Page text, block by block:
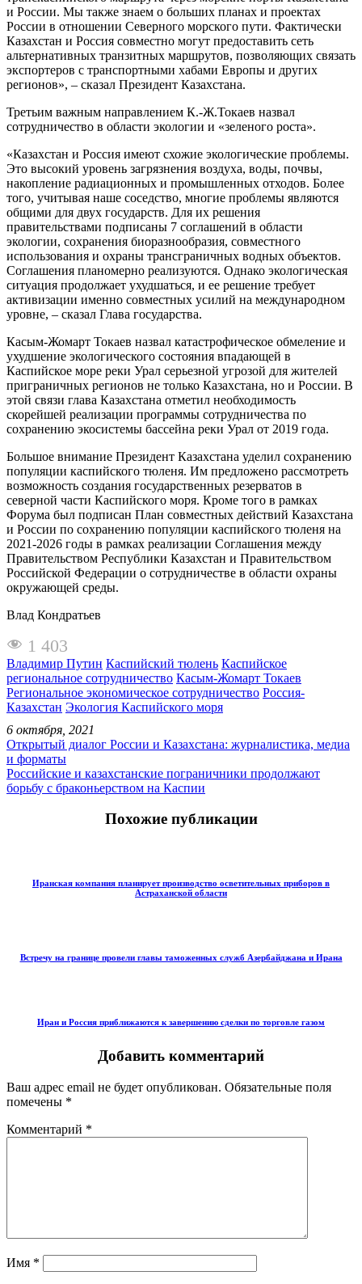
и России. Мы также знаем о больших планах и проектах
России в отношении Северного морского пути. Фактически
Казахстан и Россия совместно могут предоставить сеть
альтернативных транзитных маршрутов, позволяющих связать
экспортеров с транспортными хабами Европы и других
регионов», – сказал Президент Казахстана.
Третьим важным направлением К.-Ж.Токаев назвал
сотрудничество в области экологии и «зеленого роста».
«Казахстан и Россия имеют схожие экологические проблемы.
Это высокий уровень загрязнения воздуха, воды, почвы,
накопление радиационных и промышленных отходов. Более
того, учитывая наше соседство, многие проблемы являются
общими для двух государств. Для их решения
правительствами подписаны 7 соглашений в области
экологии, сохранения биоразнообразия, совместного
использования и охраны трансграничных водных объектов.
Соглашения планомерно реализуются. Однако экологическая
ситуация продолжает ухудшаться, и ее решение требует
активизации именно совместных усилий на международном
уровне, – сказал Глава государства.
Касым-Жомарт Токаев назвал катастрофическое обмеление и
ухудшение экологического состояния впадающей в
Каспийское море реки Урал серьезной угрозой для жителей
приграничных регионов не только Казахстана, но и России. В
этой связи глава Казахстана отметил необходимость
скорейшей реализации программы сотрудничества по
сохранению экосистемы бассейна реки Урал от 2019 года.
Большое внимание Президент Казахстана уделил сохранению
популяции каспийского тюленя. Им предложено рассмотреть
возможность создания государственных резерватов в
северной части Каспийского моря. Кроме того в рамках
Форума был подписан План совместных действий Казахстана
и России по сохранению популяции каспийского тюленя на
2021-2026 годы в рамках реализации Соглашения между
Правительством Республики Казахстан и Правительством
Российской Федерации о сотрудничестве в области охраны
окружающей среды.
Влад Кондратьев
1 403
Владимир Путин Каспийский тюлень Каспийское
региональное сотрудничество Касым-Жомарт Токаев
Региональное экономическое сотрудничество Россия-
Казахстан Экология Каспийского моря
6 октября, 2021
Открытый диалог России и Казахстана: журналистика, медиа
и форматы
Российские и казахстанские пограничники продолжают
борьбу с браконьерством на Каспии
Похожие публикации
Иранская компания планирует производство осветительных приборов в
Астраханской области
Встречу на границе провели главы таможенных служб Азербайджана и Ирана
Иран и Россия приближаются к завершению сделки по торговле газом
Добавить комментарий
Ваш адрес email не будет опубликован. Обязательные поля
помечены *
Комментарий *
Имя *